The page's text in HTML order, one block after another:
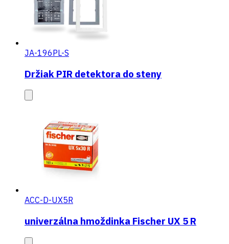
JA-196PL-S
Držiak PIR detektora do steny
ACC-D-UX5R
univerzálna hmoždinka Fischer UX 5 R